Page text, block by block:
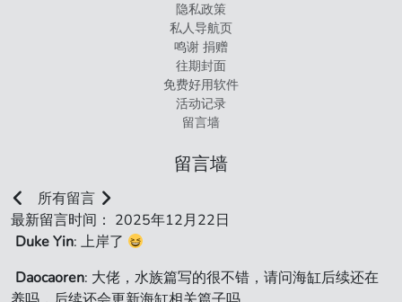
隐私政策
私人导航页
鸣谢 捐赠
往期封面
免费好用软件
活动记录
留言墙
留言墙
所有留言
最新留言时间： 2025年12月22日
Duke Yin: 上岸了
Daocaoren: 大佬，水族篇写的很不错，请问海缸后续还在